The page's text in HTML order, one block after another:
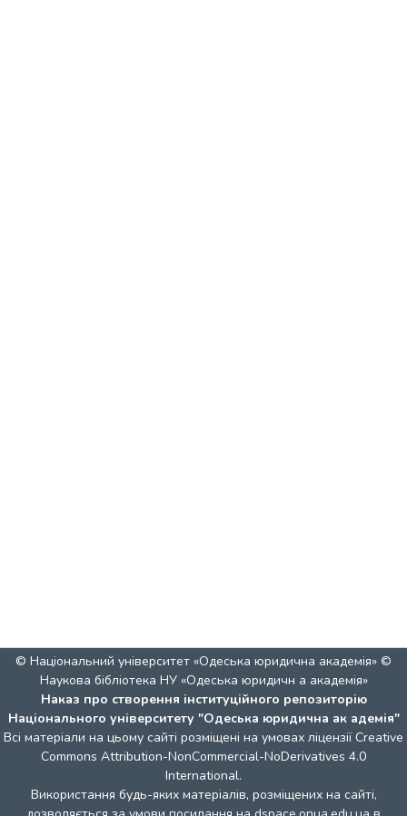
© Національний університет «Одеська юридична академія» ©
Наукова бібліотека НУ «Одеська юридичн а академія»
Наказ про створення інституційного репозиторію
Національного університету "Одеська юридична ак адемія"
Всі матеріали на цьому сайті розміщені на умовах ліцензії Creative
Commons Attribution-NonCommercial-NoDerivatives 4.0
International.
Використання будь-яких матеріалів, розміщених на сайті,